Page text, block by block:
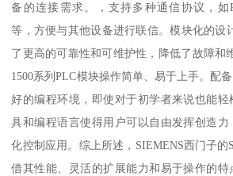
备的连接需求。，支持多种通信协议，如
等，方便与其他设备进行联信。模块化的设
了更高的可靠性和可维护性，降低了故障和
1500系列PLC模块操作简单、易于上手。配
好的编程环境，即使对于初学者来说也能
具和编程语言使得用户可以自由发挥创造
化控制应用。综上所述，SIEMENS西门子的
借其性能、灵活的扩展能力和易于操作的